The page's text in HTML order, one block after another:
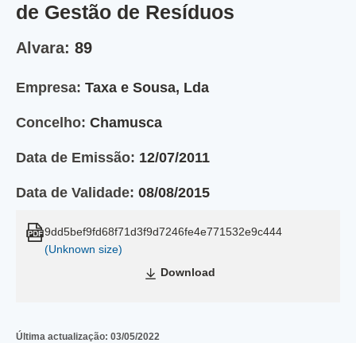
de Gestão de Resíduos
Alvara: 89
Empresa: Taxa e Sousa, Lda
Concelho: Chamusca
Data de Emissão: 12/07/2011
Data de Validade: 08/08/2015
9dd5bef9fd68f71d3f9d7246fe4e771532e9c444
(Unknown size)
Download
Última actualização: 03/05/2022